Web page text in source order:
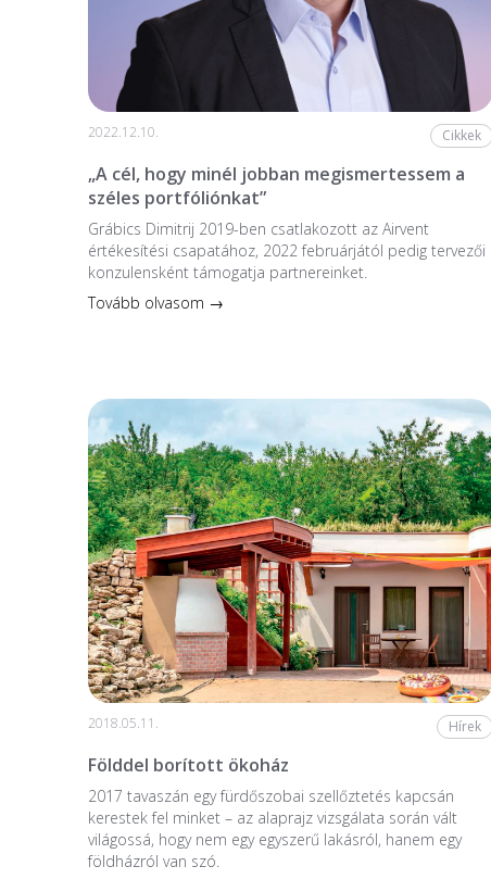
2022.12.10. Cikkek
„A cél, hogy minél jobban megismertessem a
széles portfóliónkat”
Grábics Dimitrij 2019-ben csatlakozott az Airvent
értékesítési csapatához, 2022 februárjától pedig tervezői
konzulensként támogatja partnereinket.
Tovább olvasom →
2018.05.11. Hírek
Földdel borított ökoház
2017 tavaszán egy fürdőszobai szellőztetés kapcsán
kerestek fel minket – az alaprajz vizsgálata során vált
világossá, hogy nem egy egyszerű lakásról, hanem egy
földházról van szó.